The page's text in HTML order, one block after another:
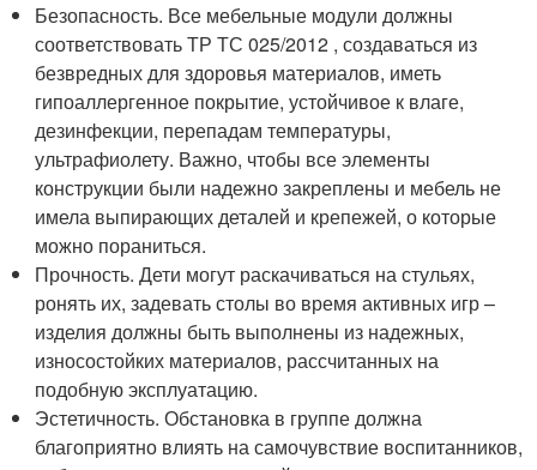
Безопасность. Все мебельные модули должны
соответствовать ТР ТС 025/2012 , создаваться из
безвредных для здоровья материалов, иметь
гипоаллергенное покрытие, устойчивое к влаге,
дезинфекции, перепадам температуры,
ультрафиолету. Важно, чтобы все элементы
конструкции были надежно закреплены и мебель не
имела выпирающих деталей и крепежей, о которые
можно пораниться.
Прочность. Дети могут раскачиваться на стульях,
ронять их, задевать столы во время активных игр –
изделия должны быть выполнены из надежных,
износостойких материалов, рассчитанных на
подобную эксплуатацию.
Эстетичность. Обстановка в группе должна
благоприятно влиять на самочувствие воспитанников,